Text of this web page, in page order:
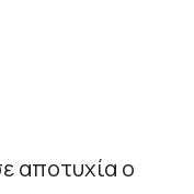
αποτυχία ο